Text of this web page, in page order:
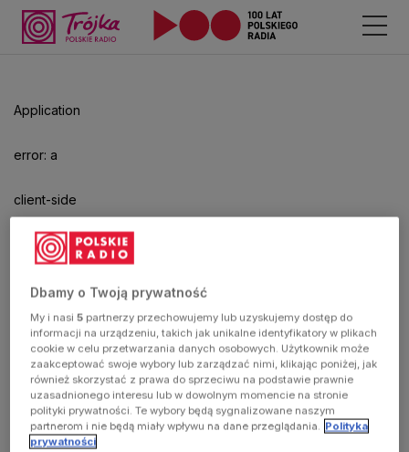
Application
error: a
client-side
exception
has
occurred
(see the
browser
Dbamy o Twoją prywatność
My i nasi5 partnerzy przechowujemy lub uzyskujemy dostęp do
informacji na urządzeniu, takich jak unikalne identyfikatory w plikach
cookie w celu przetwarzania danych osobowych. Użytkownik może
zaakceptować swoje wybory lub zarządzać nimi, klikając poniżej, jak
również skorzystać z prawa do sprzeciwu na podstawie prawnie
uzasadnionego interesu lub w dowolnym momencie na stronie
polityki prywatności. Te wybory będą sygnalizowane naszym
partnerom i nie będą miały wpływu na dane przeglądania. Polityka
prywatności